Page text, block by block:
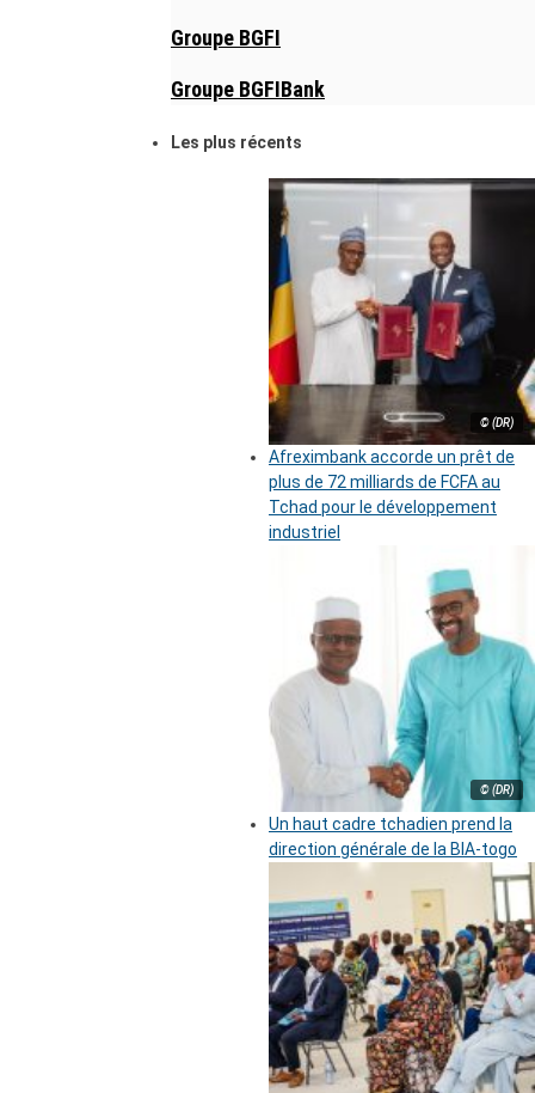
Groupe BGFI
Groupe BGFIBank
Les plus récents
© (DR)
Afreximbank accorde un prêt de
plus de 72 milliards de FCFA au
Tchad pour le développement
industriel
© (DR)
Un haut cadre tchadien prend la
direction générale de la BIA-togo